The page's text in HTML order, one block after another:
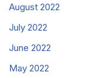
August 2022
July 2022
June 2022
May 2022